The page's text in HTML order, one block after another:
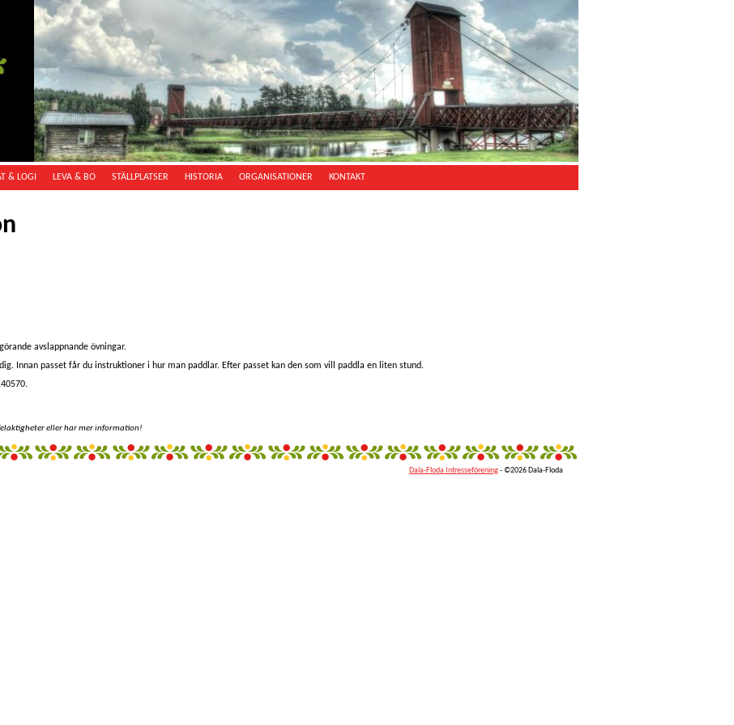
& LOGI LEVA & BO STÄLLPLATSER HISTORIA ORGANISATIONER KONTAKT
avslappnande övningar.
Innan passet får du instruktioner i hur man paddlar. Efter passet kan den som vill paddla en liten stund.
eller har mer information!
Dala-Floda Intresseförening- ©2026 Dala-Floda